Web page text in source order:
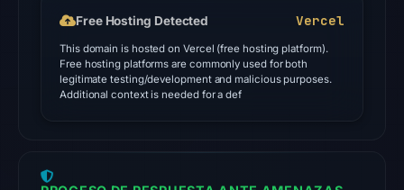
on
Apr
24,
Free Hosting Detected Vercel
This domain is hosted on Vercel (free hosting platform).
Free hosting platforms are commonly used for both
legitimate testing/development and malicious purposes.
Additional context is needed for a def